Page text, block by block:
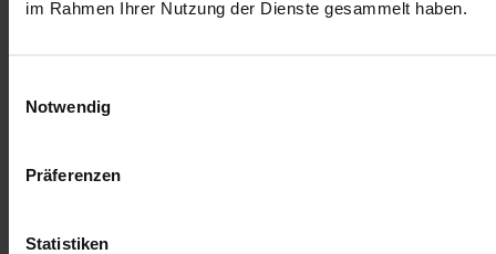
im Rahmen Ihrer Nutzung der Dienste gesammelt haben.
Notwendig
Präferenzen
Statistiken